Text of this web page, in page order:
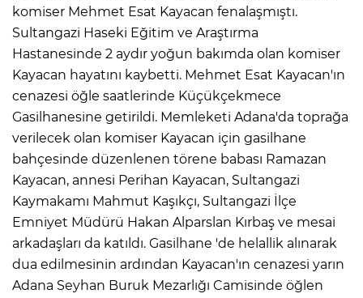
komiser Mehmet Esat Kayacan fenalaşmıştı.
Sultangazi Haseki Eğitim ve Araştırma
Hastanesinde 2 aydır yoğun bakımda olan komiser
Kayacan hayatını kaybetti. Mehmet Esat Kayacan'ın
cenazesi öğle saatlerinde Küçükçekmece
Gasilhanesine getirildi. Memleketi Adana'da toprağa
verilecek olan komiser Kayacan için gasilhane
bahçesinde düzenlenen törene babası Ramazan
Kayacan, annesi Perihan Kayacan, Sultangazi
Kaymakamı Mahmut Kaşıkçı, Sultangazi İlçe
Emniyet Müdürü Hakan Alparslan Kırbaş ve mesai
arkadaşları da katıldı. Gasilhane 'de helallik alınarak
dua edilmesinin ardından Kayacan'ın cenazesi yarın
Adana Seyhan Buruk Mezarlığı Camisinde öğlen